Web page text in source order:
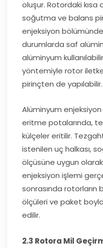
oluşur. Rotordaki kısa
soğutma ve balans
enjeksiyon
durumlarda saf
alüminyum
yöntemiyle rotor
pirinçten de yapılabilir.
Alüminyum
eritme potalarında,
külçeler eritilir.
istenilen uç halkası,
ölçüsüne uygun
enjeksiyon işlemi
sonrasında rotorların
ölçüleri ve paket
edilir.
2.3 Rotora Mil